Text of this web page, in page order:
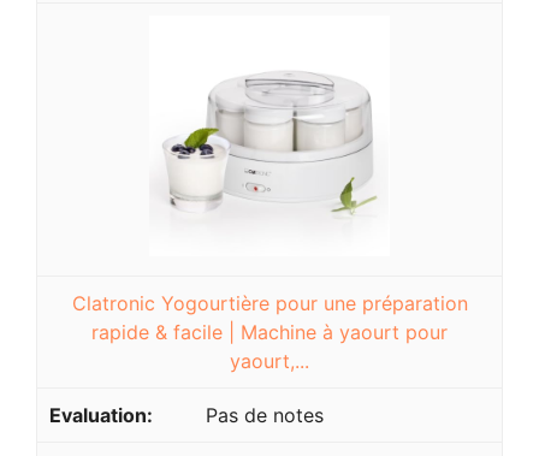
Clatronic Yogourtière pour une préparation
rapide & facile | Machine à yaourt pour
yaourt,...
Pas de notes